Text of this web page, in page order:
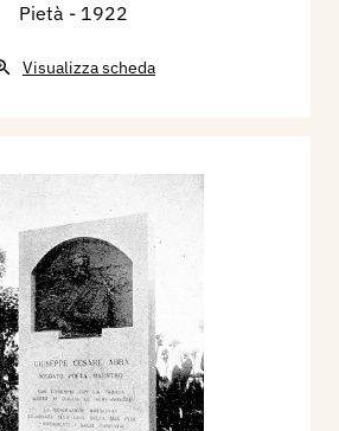
Pietà - 1922
Visualizza scheda